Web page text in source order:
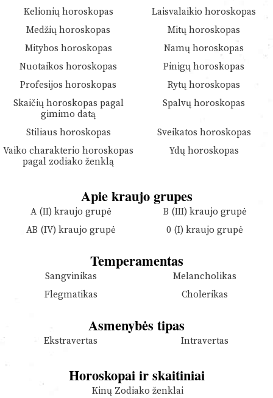
Kelionių horoskopas
Laisvalaikio horoskopas
Medžių horoskopas
Mitų horoskopas
Mitybos horoskopas
Namų horoskopas
Nuotaikos horoskopas
Pinigų horoskopas
Profesijos horoskopas
Rytų horoskopas
Skaičių horoskopas pagal
gimimo datą
Spalvų horoskopas
Stiliaus horoskopas
Sveikatos horoskopas
Vaiko charakterio horoskopas
pagal zodiako ženklą
Ydų horoskopas
Apie kraujo grupes
A (II) kraujo grupė
B (III) kraujo grupė
AB (IV) kraujo grupė
0 (I) kraujo grupė
Temperamentas
Sangvinikas
Melancholikas
Flegmatikas
Cholerikas
Asmenybės tipas
Ekstravertas Intravertas
Horoskopai ir skaitiniai
Kinų Zodiako ženklai